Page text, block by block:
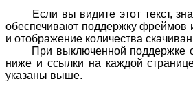
Если вы видите этот текст,
обеспечивают поддержку фреймов
и отображение количества
При выключенной поддержке
ниже и ссылки на каждой
указаны выше.